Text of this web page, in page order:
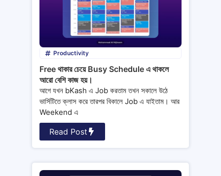
Productivity
Free থাকার চেয়ে Busy Schedule এ থাকলে
আরো বেশি কাজ হয়।
আগে যখন bKash এ Job করতাম তখন সকালে উঠে
ভার্সিটিতে ক্লাস করে তারপর বিকালে Job এ যাইতাম। আর
Weekend এ
Read Post